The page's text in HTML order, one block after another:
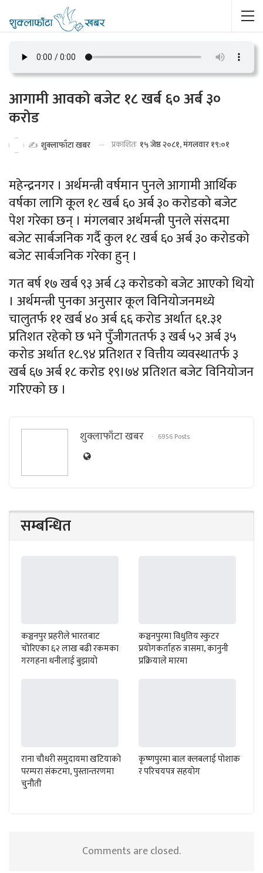
आगामी आवको बजेट १८ खर्ब ६० अर्ब ३०
करोड
✍️ शुक्लाफाँटा खबर प्रकाशितः १५ जेष्ठ २०८१, मंगलवार १९:०१
महेन्द्रनगर । अर्थमन्त्री वर्षमान पुनले आगामी आर्थिक
वर्षका लागि कूल १८ खर्ब ६० अर्ब ३० करोडको बजेट
पेश गरेका छन् । मंगलबार अर्थमन्त्री पुनले संसदमा
बजेट सार्बजनिक गर्दै कुल १८ खर्ब ६० अर्ब ३० करोडको
बजेट सार्बजनिक गरेका हुन् ।
गत बर्ष १७ खर्ब ९३ अर्ब ८३ करोडको बजेट आएको थियो
। अर्थमन्त्री पुनका अनुसार कूल विनियोजनमध्ये
चालुतर्फ ११ खर्ब ४० अर्ब ६६ करोड अर्थात ६१.३१
प्रतिशत रहेको छ भने पुँजीगततर्फ ३ खर्ब ५२ अर्ब ३५
करोड अर्थात १८.९४ प्रतिशत र वित्तीय व्यवस्थातर्फ ३
खर्ब ६७ अर्ब १८ करोड १९।७४ प्रतिशत बजेट विनियोजन
गरिएको छ ।
शुक्लाफाँटा खबर 6956 Posts
सम्बन्धित
कञ्चनपुर प्रहरीले भारतबाट
चोरिएका ६२ लाख बढी रकमका
गरगहना धनीलाई बुझायो
कञ्चनपुरमा विधुतिय स्कुटर
प्रयोगकर्ताहरु त्रासमा, कानुनी
प्रक्रियाले मारमा
राना चौधरी समुदायमा खटियाको
परम्परा संकटमा, पुस्तान्तरणमा
चुनौती
कृष्णपुरमा बाल क्लबलाई पोशाक
र परिचयपत्र सहयोग
Comments are closed.